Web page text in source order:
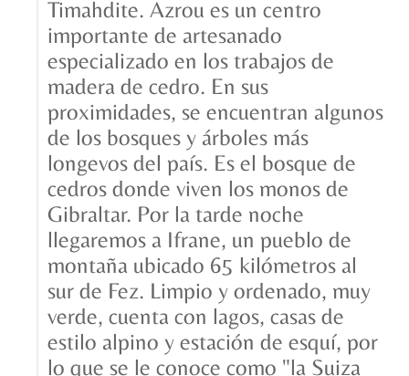
Timahdite. Azrou es un centro
importante de artesanado
especializado en los trabajos de
madera de cedro. En sus
proximidades, se encuentran algunos
de los bosques y árboles más
longevos del país. Es el bosque de
cedros donde viven los monos de
Gibraltar. Por la tarde noche
llegaremos a Ifrane, un pueblo de
montaña ubicado 65 kilómetros al
sur de Fez. Limpio y ordenado, muy
verde, cuenta con lagos, casas de
estilo alpino y estación de esquí, por
lo que se le conoce como "la Suiza